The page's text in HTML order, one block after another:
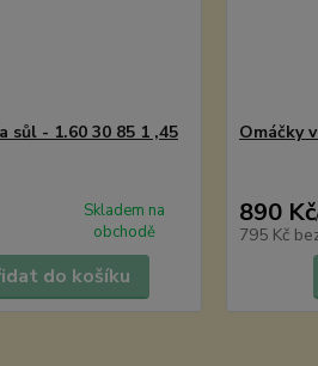
sůl - 1.60 30 85 1 ,45
Skladem na
obchodě
do košíku
Omáčky
890 Kč
795 Kč